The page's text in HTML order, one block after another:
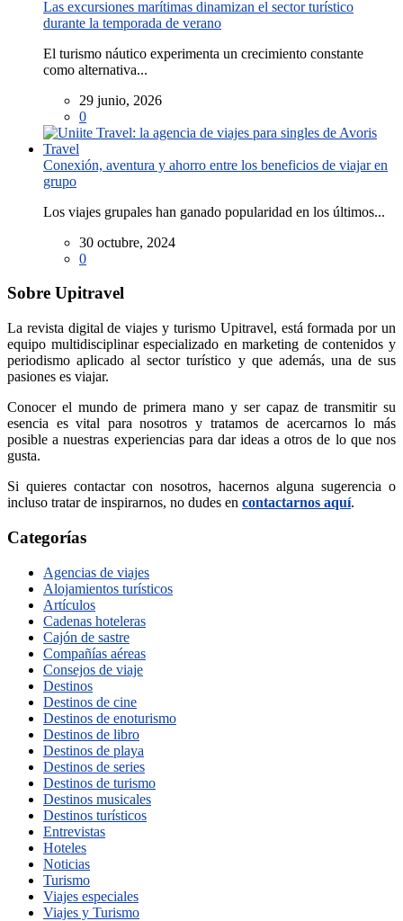
Las excursiones marítimas dinamizan el sector turístico
durante la temporada de verano
El turismo náutico experimenta un crecimiento constante
como alternativa...
29 junio, 2026
0
Conexión, aventura y ahorro entre los beneficios de viajar en
grupo
Los viajes grupales han ganado popularidad en los últimos...
30 octubre, 2024
0
Sobre Upitravel
La revista digital de viajes y turismo Upitravel, está formada por un
equipo multidisciplinar especializado en marketing de contenidos y
periodismo aplicado al sector turístico y que además, una de sus
pasiones es viajar.
Conocer el mundo de primera mano y ser capaz de transmitir su
esencia es vital para nosotros y tratamos de acercarnos lo más
posible a nuestras experiencias para dar ideas a otros de lo que nos
gusta.
Si quieres contactar con nosotros, hacernos alguna sugerencia o
incluso tratar de inspirarnos, no dudes en contactarnos aquí.
Categorías
Agencias de viajes
Alojamientos turísticos
Artículos
Cadenas hoteleras
Cajón de sastre
Compañías aéreas
Consejos de viaje
Destinos
Destinos de cine
Destinos de enoturismo
Destinos de libro
Destinos de playa
Destinos de series
Destinos de turismo
Destinos musicales
Destinos turísticos
Entrevistas
Hoteles
Noticias
Turismo
Viajes especiales
Viajes y Turismo